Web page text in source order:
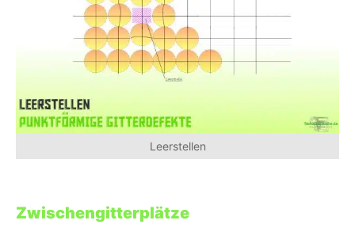
Leerstellen
Zwischengitterplätze